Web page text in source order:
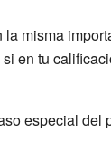
misma
en tu
especial